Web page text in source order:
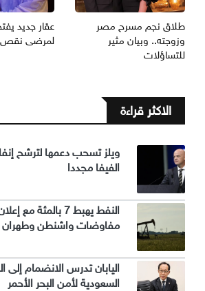
طلاق نجم مسرح مصر
وزوجته.. وبيان مثير
للتساؤلات
عقار جديد
لمرضى نقص
الاكثر قراءة
ويلز تسحب دعمها لترشح
الفيفا مجددا
النفط يهبط 7 بالمئة
مفاوضات واشنطن وطهران
اليابان تدرس الانضمام إلى
السعودية لأمن البحر الأحمر